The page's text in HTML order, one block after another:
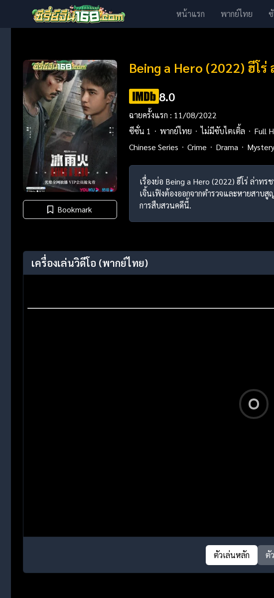
หน้าแรก พากย์ไทย
Bookmark
Being a Hero (2022) ฮี
8.0
ฉายครั้งแรก : 11/08/2022
ซีซั่น 1
พากย์ไทย ไม่มีซับไตเติ้ล
Full
Chinese Series
Crime Drama Mystery
เรื่องย่อ Being a Hero (2022) ฮีโร่ ล่าท
เจิ้นเฟิงต้องออกจากตำรวจและหายสาบ
การสืบสวนคดีนี้.
เครื่องเล่นวิดีโอ (พากย์ไทย)
ตัวเล่นหลัก ตั